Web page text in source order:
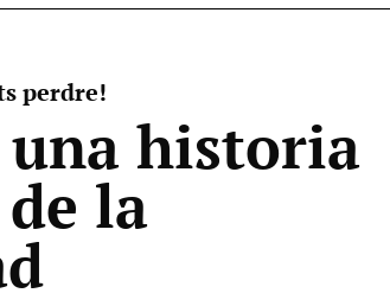
perdre!
una historia
la